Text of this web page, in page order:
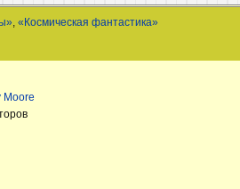
,«Космическая фантастика»
Moore